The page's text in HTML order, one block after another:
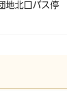
地北口バス停